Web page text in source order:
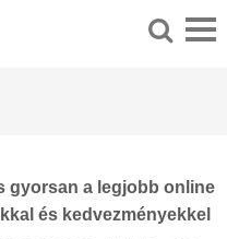
gyorsan a legjobb online
és kedvezményekkel